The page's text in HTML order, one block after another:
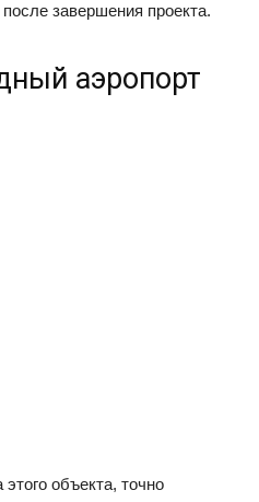
завершения проекта.
аэропорт
объекта, точно